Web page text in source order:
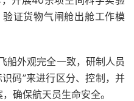
证货物气闸舱出舱工作模
船外观完全一致，研制人员
码”来进行区分、控制，并
确保航天员生命安全。